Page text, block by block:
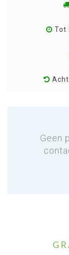
Tot
Geen